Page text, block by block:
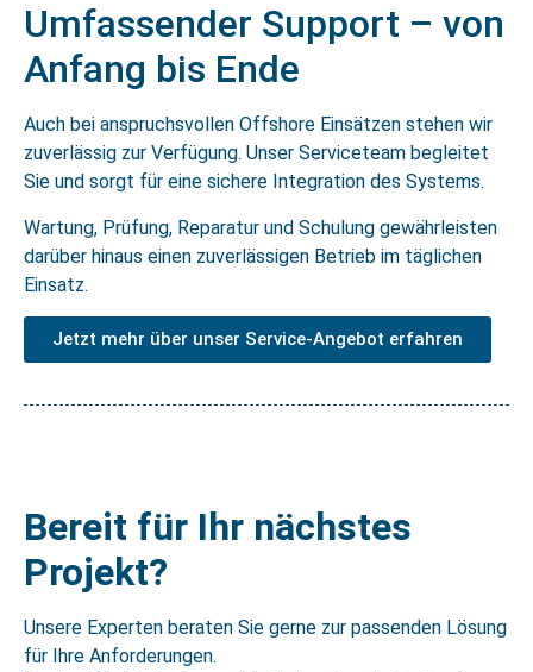
Umfassender Support – von
Anfang bis Ende
Auch bei anspruchsvollen Offshore Einsätzen stehen wir
zuverlässig zur Verfügung. Unser Serviceteam begleitet
Sie und sorgt für eine sichere Integration des Systems.
Wartung, Prüfung, Reparatur und Schulung gewährleisten
darüber hinaus einen zuverlässigen Betrieb im täglichen
Einsatz.
Jetzt mehr über unser Service-Angebot erfahren
Bereit für Ihr nächstes
Projekt?
Unsere Experten beraten Sie gerne zur passenden Lösung
für Ihre Anforderungen.